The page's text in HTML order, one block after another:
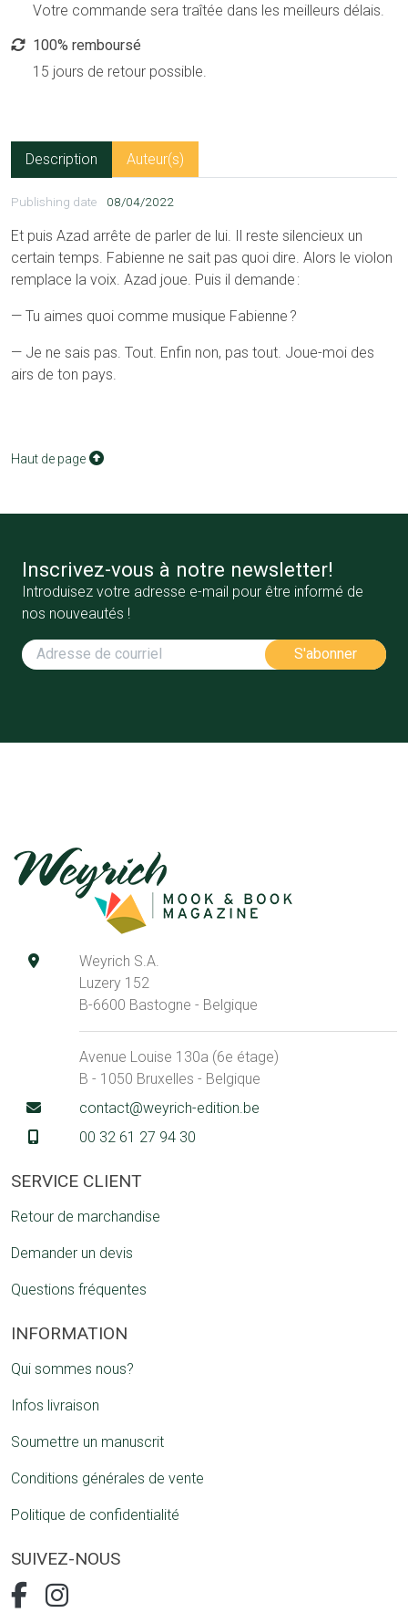
Votre commande sera traîtée dans les meilleurs délais.
100% remboursé
15 jours de retour possible.
Description Auteur(s)
Publishing date 08/04/2022
Et puis Azad arrête de parler de lui. Il reste silencieux un
certain temps. Fabienne ne sait pas quoi dire. Alors le violon
remplace la voix. Azad joue. Puis il demande :
— Tu aimes quoi comme musique Fabienne ?
— Je ne sais pas. Tout. Enfin non, pas tout. Joue-moi des
airs de ton pays.
Haut de page
Inscrivez-vous à notre newsletter!
Introduisez votre adresse e-mail pour être informé de
nos nouveautés !
Weyrich S.A.
Luzery 152
B-6600 Bastogne - Belgique
Avenue Louise 130a (6e étage)
B - 1050 Bruxelles - Belgique
contact@weyrich-edition.be
00 32 61 27 94 30
SERVICE CLIENT
Retour de marchandise
Demander un devis
Questions fréquentes
INFORMATION
Qui sommes nous?
Infos livraison
Soumettre un manuscrit
Conditions générales de vente
Politique de confidentialité
SUIVEZ-NOUS